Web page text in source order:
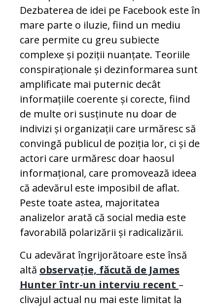
Dezbaterea de idei pe Facebook este în
mare parte o iluzie, fiind un mediu
care permite cu greu subiecte
complexe și poziții nuanțate. Teoriile
conspiraționale și dezinformarea sunt
amplificate mai puternic decât
informațiile coerente și corecte, fiind
de multe ori susținute nu doar de
indivizi și organizații care urmăresc să
convingă publicul de poziția lor, ci și de
actori care urmăresc doar haosul
informațional, care promovează ideea
că adevărul este imposibil de aflat.
Peste toate astea, majoritatea
analizelor arată că social media este
favorabilă polarizării și radicalizării.
Cu adevărat îngrijorătoare este însă
altă observație, făcută de James
Hunter într-un interviu recent –
clivajul actual nu mai este limitat la